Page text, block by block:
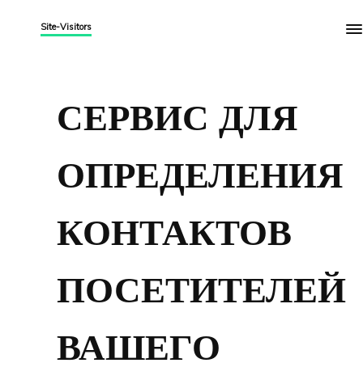
Site-Visitors
СЕРВИС ДЛЯ
ОПРЕДЕЛЕНИЯ
КОНТАКТОВ
ПОСЕТИТЕЛЕЙ
ВАШЕГО